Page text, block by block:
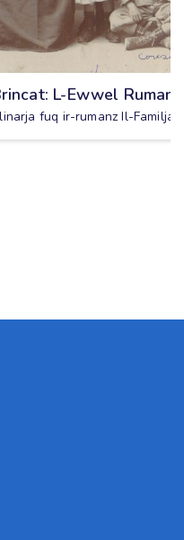
L-Ewwel
fuq ir-rumanz Il-Familja